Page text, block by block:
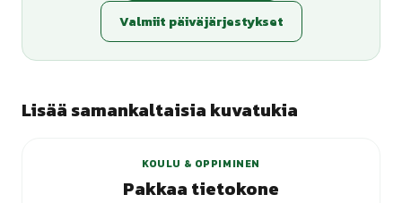
Valmiit päiväjärjestykset
Lisää samankaltaisia kuvatukia
KOULU & OPPIMINEN
Pakkaa tietokone